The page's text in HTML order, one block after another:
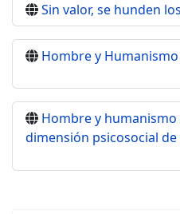
Sin valor, se hunden
Hombre y
Hombre y humanismo
dimensión psicosocial